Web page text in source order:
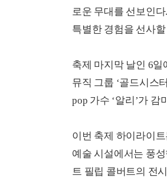
로운 무대를 선보인
특별한 경험을 선사
축제 마지막 날인 6일
뮤직 그룹 ‘골드시스
pop 가수 ‘알리’가
이번 축제 하이라이
예술 시설에서는 풍
트 필립 콜버트의 전